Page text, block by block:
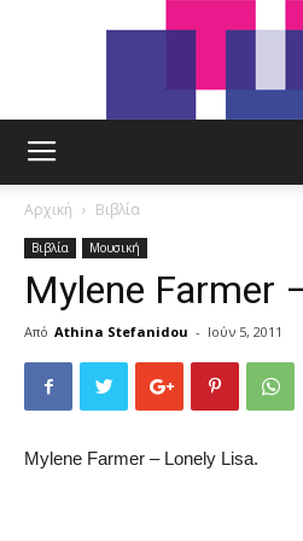
Αρχική Βιβλία
Βιβλία Μουσική
Mylene Farmer
Από Athina Stefanidou - Ιούν 5, 2011
Mylene Farmer – Lonely Lisa.